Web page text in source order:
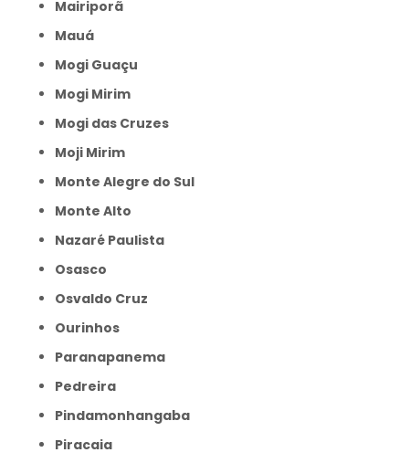
Mairiporã
Mauá
Mogi Guaçu
Mogi Mirim
Mogi das Cruzes
Moji Mirim
Monte Alegre do Sul
Monte Alto
Nazaré Paulista
Osasco
Osvaldo Cruz
Ourinhos
Paranapanema
Pedreira
Pindamonhangaba
Piracaia